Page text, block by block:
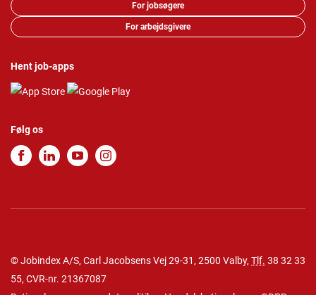
For jobsøgere
For arbejdsgivere
Hent job-apps
Følg os
© Jobindex A/S, Carl Jacobsens Vej 29-31, 2500 Valby, Tlf. 38 32 33
55, CVR-nr. 21367087